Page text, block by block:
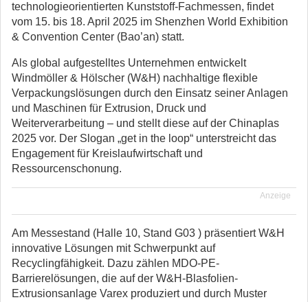
technologieorientierten Kunststoff-Fachmessen, findet
vom 15. bis 18. April 2025 im Shenzhen World Exhibition
& Convention Center (Bao’an) statt.
Als global aufgestelltes Unternehmen entwickelt
Windmöller & Hölscher (W&H) nachhaltige flexible
Verpackungslösungen durch den Einsatz seiner Anlagen
und Maschinen für Extrusion, Druck und
Weiterverarbeitung – und stellt diese auf der Chinaplas
2025 vor. Der Slogan „get in the loop“ unterstreicht das
Engagement für Kreislaufwirtschaft und
Ressourcenschonung.
Anzeige
Am Messestand (Halle 10, Stand G03 ) präsentiert W&H
innovative Lösungen mit Schwerpunkt auf
Recyclingfähigkeit. Dazu zählen MDO-PE-
Barrierelösungen, die auf der W&H-Blasfolien-
Extrusionsanlage Varex produziert und durch Muster